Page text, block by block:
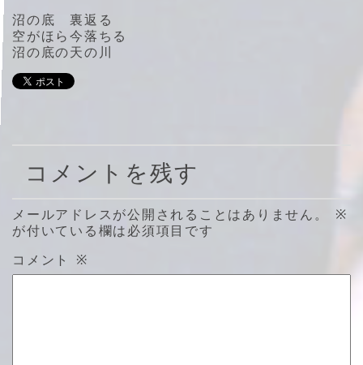
沼の底 裏返る
空がほら今落ちる
沼の底の天の川
コメントを残す
メールアドレスが公開されることはありません。
※
が付いている欄は必須項目です
コメント ※